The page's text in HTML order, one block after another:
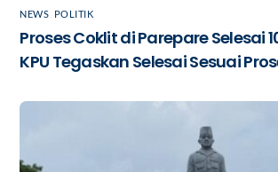
NEWS POLITIK
Proses Coklit di Parepare Selesai
KPU Tegaskan Selesai Sesuai